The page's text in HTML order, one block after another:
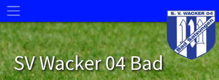
SV Wacker 04 Bad